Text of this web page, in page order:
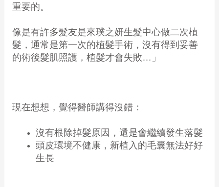
重要的。
像是有許多髮友是來璞之妍生髮中心做二次植
髮，通常是第一次的植髮手術，沒有得到妥善
的術後髮肌照護，植髮才會失敗…」
現在想想，覺得醫師講得沒錯：
沒有根除掉髮原因，還是會繼續發生落髮
頭皮環境不健康，新植入的毛囊無法好好
生長